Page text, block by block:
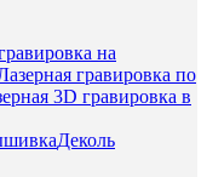
на
гравировка по
3D гравировка в
Деколь